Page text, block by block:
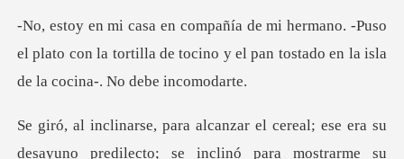
uso
el plato con la tortilla de tocino y el pan tos
para mostrarme su